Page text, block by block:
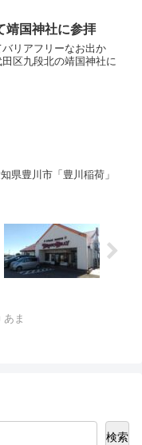
靖国神社に参拝
リアフリーなお出か
区九段北の靖国神社に
県豊川市「豊川稲荷」
あま
検索